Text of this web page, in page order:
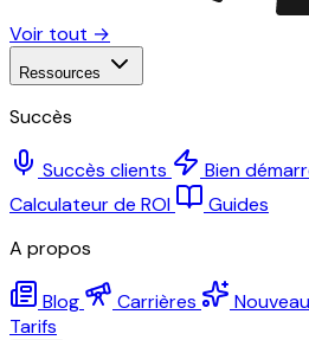
Voir tout →
Ressources
Succès
Succès clients Bien
Calculateur de ROI
Guides
A propos
Blog Carrières
Tarifs